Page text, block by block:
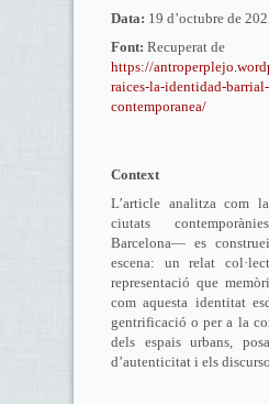
Data: 19 d’octubre de
Font: Recuperat de
https://
raices-la-identidad-
contemporanea/
Context
L’article analitza com
ciutats
Barcelona— es
escena: un relat
representació que
com aquesta identitat
gentrificació o per a la
dels espais urbans,
d’autenticitat i els